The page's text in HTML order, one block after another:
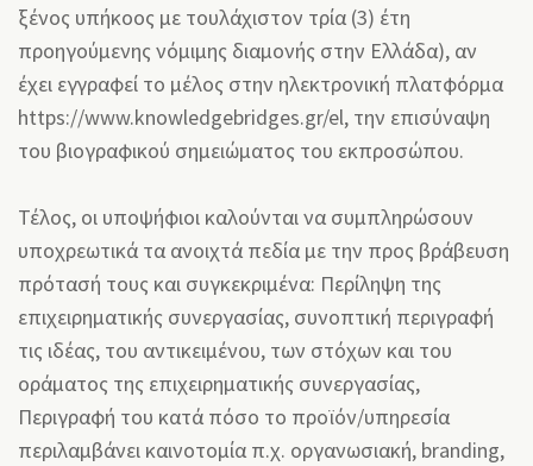
ξένος υπήκοος με τουλάχιστον τρία (3) έτη
προηγούμενης νόμιμης διαμονής στην Ελλάδα), αν
έχει εγγραφεί το μέλος στην ηλεκτρονική πλατφόρμα
https://www.knowledgebridges.gr/el, την επισύναψη
του βιογραφικού σημειώματος του εκπροσώπου.
Τέλος, οι υποψήφιοι καλούνται να συμπληρώσουν
υποχρεωτικά τα ανοιχτά πεδία με την προς βράβευση
πρότασή τους και συγκεκριμένα: Περίληψη της
επιχειρηματικής συνεργασίας, συνοπτική περιγραφή
τις ιδέας, του αντικειμένου, των στόχων και του
οράματος της επιχειρηματικής συνεργασίας,
Περιγραφή του κατά πόσο το προϊόν/υπηρεσία
περιλαμβάνει καινοτομία π.χ. οργανωσιακή, branding,